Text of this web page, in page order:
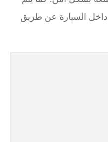
داخل السيارة عن طريق